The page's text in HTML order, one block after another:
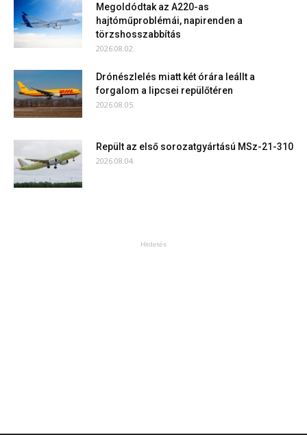
Megoldódtak az A220-as
hajtóműproblémái, napirenden a
törzshosszabbítás
2026.08.02.
Drónészlelés miatt két órára leállt a
forgalom a lipcsei repülőtéren
2026.08.05.
Repült az első sorozatgyártású MSz-21-310
2026.08.04.
Hirdetés